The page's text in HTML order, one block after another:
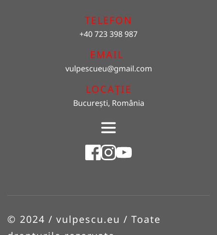
TELEFON
+40 723 398 987
EMAIL
vulpescueu@gmail.com
LOCAȚIE
București, România
© 2024 / vulpescu.eu / Toate